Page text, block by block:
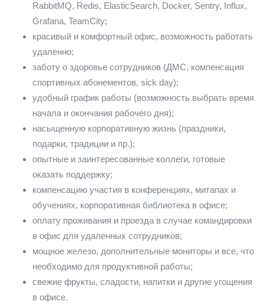
RabbitMQ, Redis, ElasticSearch, Docker, Sentry, Influx,
Grafana, TeamCity;
красивый и комфортный офис, возможность работать
удаленно;
заботу о здоровье сотрудников (ДМС, компенсация
спортивных абонементов, sick day);
удобный график работы (возможность выбрать время
начала и окончания рабочего дня);
насыщенную корпоративную жизнь (праздники,
подарки, традиции и пр.);
опытные и заинтересованные коллеги, готовые
оказать поддержку;
компенсацию участия в конференциях, митапах и
обучениях, корпоративная библиотека в офисе;
оплату проживания и проезда в случае командировки
в офис для удаленных сотрудников;
мощное железо, дополнительные мониторы и все, что
необходимо для продуктивной работы;
свежие фрукты, сладости, напитки и другие угощения
в офисе.